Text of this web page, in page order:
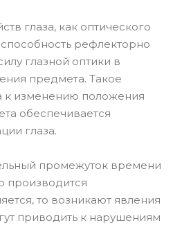
глаза, как оптического
рефлекторно
глазной оптики в
предмета. Такое
к изменению положения
обеспечивается
глаза.
промежуток времени
производится
то возникают явления
приводить к нарушениям